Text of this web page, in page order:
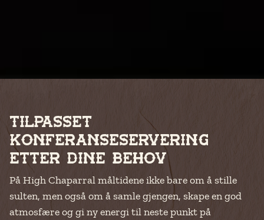
Tilpasset
konferanseservering
etter dine behov
På High Chaparral måltidene ikke bare om å stille
sulten, men også om å samle gjengen, skape en god
atmosfære og gi ny energi til neste punkt på